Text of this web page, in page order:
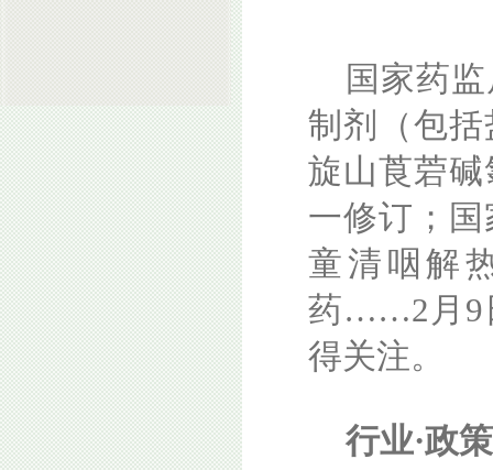
国家药
制剂（包
旋山莨菪
一修订；
童清咽解
药……2月9
得关注。
行业·政